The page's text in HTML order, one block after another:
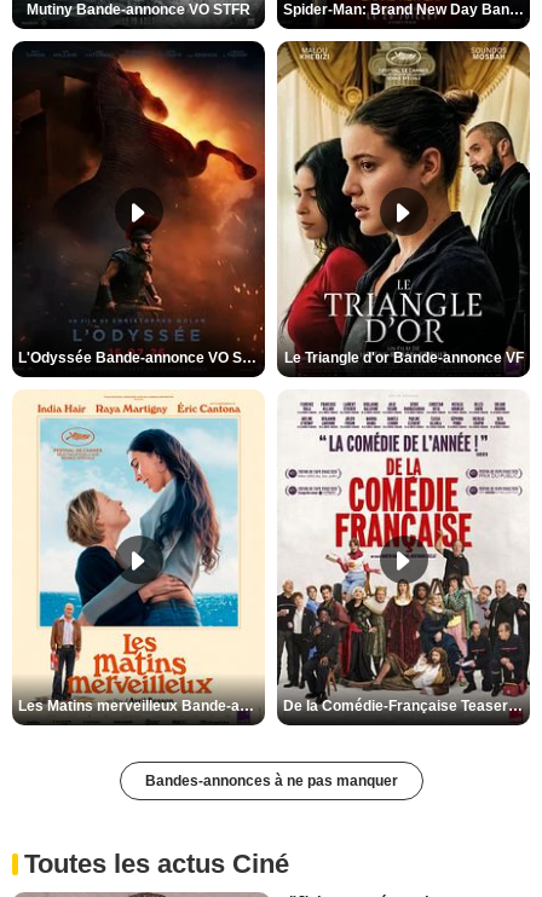
Mutiny Bande-annonce VO STFR Spider-Man: Brand New Day Bande-annonce VO STFR
L'Odyssée Bande-annonce VO STFR Le Triangle d'or Bande-annonce VF
Les Matins merveilleux Bande-annonce VF De la Comédie-Française Teaser VF
Bandes-annonces à ne pas manquer
Toutes les actus Ciné